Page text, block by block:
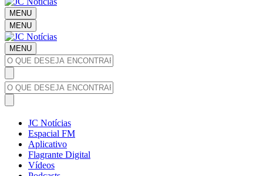
MENU
MENU
MENU
JC Notícias
Espacial FM
Aplicativo
Flagrante Digital
Vídeos